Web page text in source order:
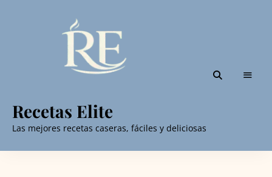
Recetas Elite
Las mejores recetas caseras, fáciles y deliciosas